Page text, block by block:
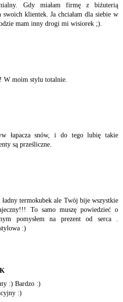
Gdy miałam firmę z biżuterią
swoich klientek. Ja chciałam dla siebie w
mam inny drogi mi wisiorek ;).
W moim stylu totalnie.
łapacza snów, i do tego lubię takie
są prześliczne.
ładny termokubek ale Twój bije wszystkie
To samo muszę powiedzieć o
pomysłem na prezent od serca .
:)
:) Bardzo :)
:)